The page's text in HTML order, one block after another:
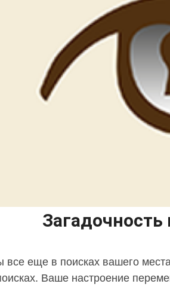
все еще в поисках вашего
Ваше настроение